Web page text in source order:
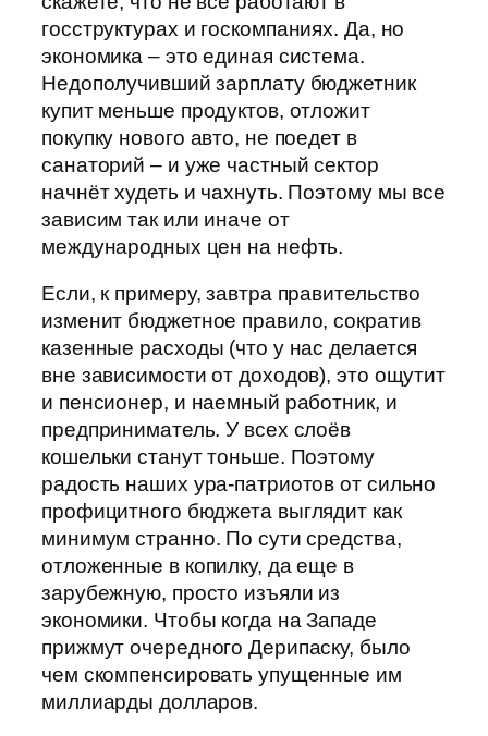
госструктурах и госкомпаниях. Да, но
экономика – это единая система.
Недополучивший зарплату бюджетник
купит меньше продуктов, отложит
покупку нового авто, не поедет в
санаторий – и уже частный сектор
начнёт худеть и чахнуть. Поэтому мы все
зависим так или иначе от
международных цен на нефть.
Если, к примеру, завтра правительство
изменит бюджетное правило, сократив
казенные расходы (что у нас делается
вне зависимости от доходов), это ощутит
и пенсионер, и наемный работник, и
предприниматель. У всех слоёв
кошельки станут тоньше. Поэтому
радость наших ура-патриотов от сильно
профицитного бюджета выглядит как
минимум странно. По сути средства,
отложенные в копилку, да еще в
зарубежную, просто изъяли из
экономики. Чтобы когда на Западе
прижмут очередного Дерипаску, было
чем скомпенсировать упущенные им
миллиарды долларов.